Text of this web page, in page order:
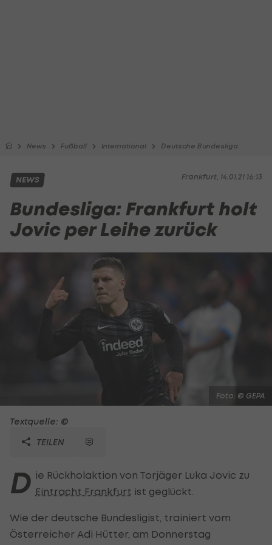
News Fußball International Deutsche Bundesliga
Frankfurt, 14.01.21 16:13
NEWS
Bundesliga: Frankfurt holt
Jovic per Leihe zurück
Foto: © GEPA
Textquelle: ©
TEILEN
D ie Rückholaktion von Torjäger Luka Jovic zu
Eintracht Frankfurt ist geglückt.
Wie der deutsche Bundesligist, trainiert vom
Österreicher Adi Hütter, am Donnerstag